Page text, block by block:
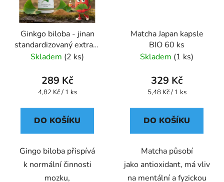
Ginkgo biloba - jinan
standardizovaný extrakt
kapsle 60 ks
Skladem (2 ks)
289 Kč
Měrná
4,82 Kč / 1 ks
DO KOŠÍKU
Gingo biloba přispívá
k normální činnosti
mozku,
Matcha Japan kapsle
BIO 60 ks
Skladem (1 ks)
329 Kč
Měrná
5,48 Kč / 1 ks
DO KOŠÍKU
Matcha působí
jako antioxidant, má vliv
na mentální a fyzickou